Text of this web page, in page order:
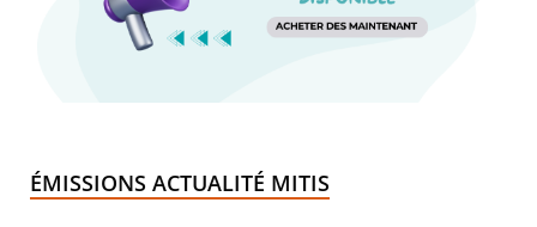
ÉMISSIONS ACTUALITÉ MITIS